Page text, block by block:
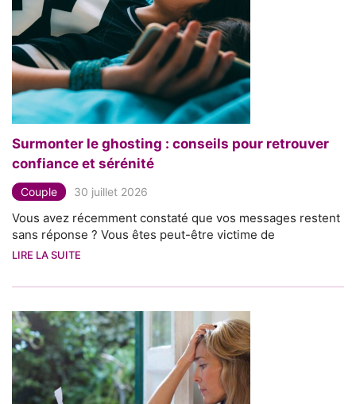
Surmonter le ghosting : conseils pour retrouver
confiance et sérénité
Couple 30 juillet 2026
Vous avez récemment constaté que vos messages restent
sans réponse ? Vous êtes peut-être victime de
LIRE LA SUITE